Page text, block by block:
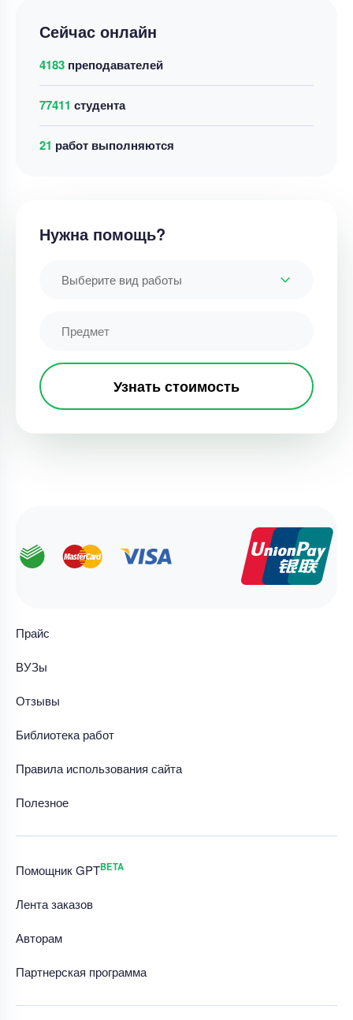
Сейчас онлайн
4183 преподавателей
77411 студента
21 работ выполняются
Нужна помощь?
Выберите вид работы
Узнать стоимость
Прайс
ВУЗы
Отзывы
Библиотека работ
Правила использования сайта
Полезное
Помощник GPTBETA
Лента заказов
Авторам
Партнерская программа